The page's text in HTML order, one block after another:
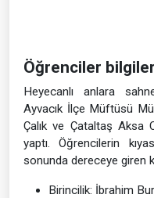
Öğrenciler
Heyecanlı anlara
Ayvacık İlçe Müftüsü
Çalık ve Çataltaş Aksa
yaptı. Öğrencilerin
sonunda dereceye giren
Birincilik: İbrahim